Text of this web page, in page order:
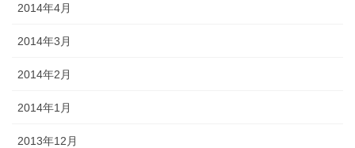
2014年4月
2014年3月
2014年2月
2014年1月
2013年12月